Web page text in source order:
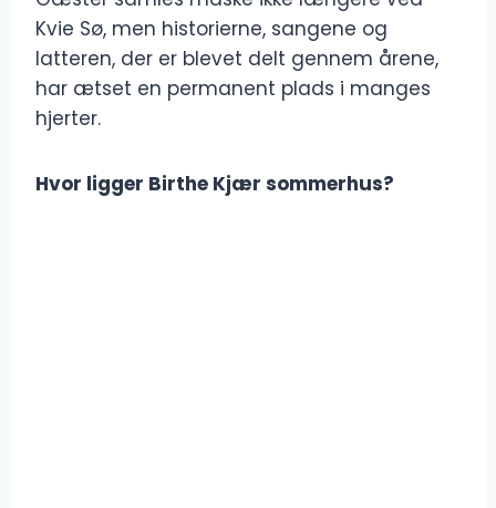
Kvie Sø, men historierne, sangene og
latteren, der er blevet delt gennem årene,
har ætset en permanent plads i manges
hjerter.
Hvor ligger Birthe Kjær sommerhus?